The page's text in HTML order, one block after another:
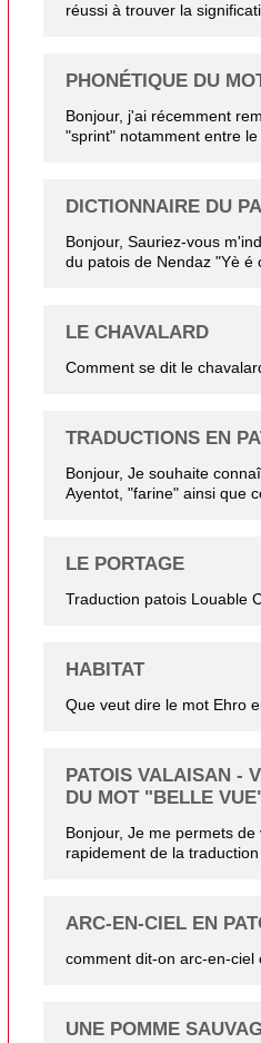
réussi à trouver la
PHONÉTIQUE DU
Bonjour, j'ai récemment
"sprint" notamment entre le
DICTIONNAIRE DU
Bonjour, Sauriez-vous
du patois de Nendaz "Yè é
LE CHAVALARD
Comment se dit le
TRADUCTIONS EN
Bonjour, Je souhaite
Ayentot, "farine" ainsi que
LE PORTAGE
Traduction patois Louable
HABITAT
Que veut dire le mot Ehro
PATOIS VALAISAN -
DU MOT "BELLE
Bonjour, Je me permets
rapidement de la traduction
ARC-EN-CIEL EN
comment dit-on arc-en-ciel
UNE POMME